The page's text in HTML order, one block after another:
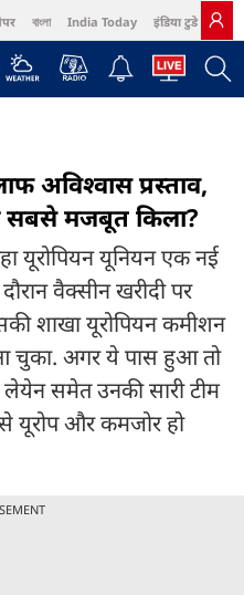
বাংলা India Today इंडिया टुडे हिंदी
Harper's Bazaar Northeast
अविश्वास प्रस्ताव,
सबसे मजबूत किला?
यूरोपियन यूनियन एक नई
वैक्सीन खरीदी पर
शाखा यूरोपियन कमीशन
चुका. अगर ये पास हुआ तो
समेत उनकी सारी टीम
यूरोप और कमजोर हो